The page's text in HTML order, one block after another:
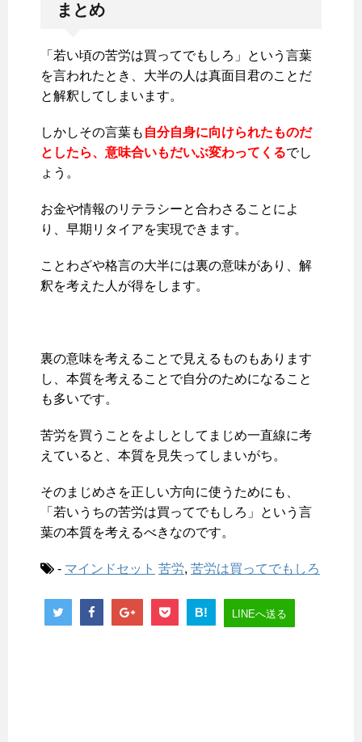
まとめ
「若い頃の苦労は買ってでもしろ」という言葉
を言われたとき、大半の人は真面目君のことだ
と解釈してしまいます。
しかしその言葉も 自分自身に向けられたものだ
としたら、意味合いもだいぶ変わってくるでし
ょう。
お金や情報のリテラシーと合わさることによ
り、早期リタイアを実現できます。
ことわざや格言の大半には裏の意味があり、解
釈を考えた人が得をします。
裏の意味を考えることで見えるものもあります
し、本質を考えることで自分のためになること
も多いです。
苦労を買うことをよしとしてまじめ一直線に考
えていると、本質を見失ってしまいがち。
そのまじめさを正しい方向に使うためにも、
「若いうちの苦労は買ってでもしろ」という言
葉の本質を考えるべきなのです。
- マインドセット 苦労, 苦労は買ってでもしろ
B! LINEへ送る